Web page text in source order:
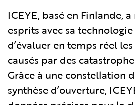
ICEYE, basé en Finlande,
esprits avec sa
d’évaluer en temps réel
causés par des
Grâce à une constellation
synthèse d’ouverture,